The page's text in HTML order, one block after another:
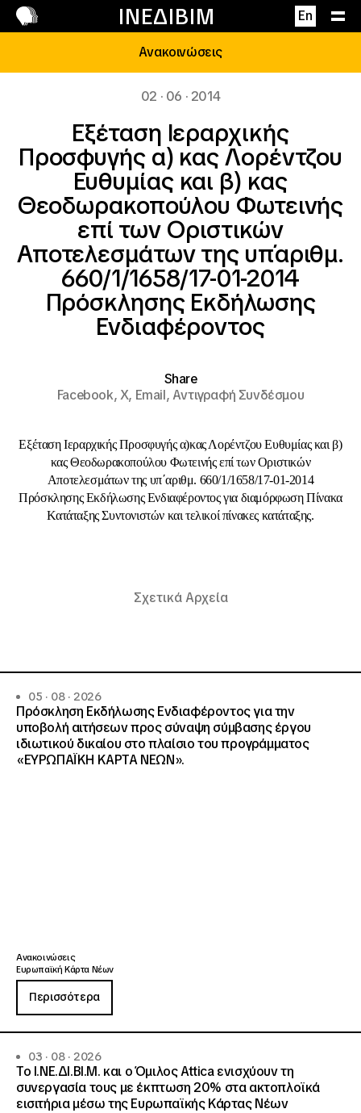
ΙΝΕΔΙΒΙΜ En
Επικοινωνία
Ανακοινώσεις
02 · 06 · 2014
Εξέταση Ιεραρχικής
Προσφυγής α) κας Λορέντζου
Ευθυμίας και β) κας
Θεοδωρακοπούλου Φωτεινής
επί των Οριστικών
Αποτελεσμάτων της υπ΄αριθμ.
660/1/1658/17-01-2014
Πρόσκλησης Εκδήλωσης
Ενδιαφέροντος
Share
Facebook,X, Email,Αντιγραφή Συνδέσμου
Εξέταση Ιεραρχικής Προσφυγής α)κας Λορέντζου Ευθυμίας και β)
κας Θεοδωρακοπούλου Φωτεινής επί των Οριστικών
Αποτελεσμάτων της υπ΄αριθμ. 660/1/1658/17-01-2014
Πρόσκλησης Εκδήλωσης Ενδιαφέροντος για διαμόρφωση Πίνακα
Κατάταξης Συντονιστών και τελικοί πίνακες κατάταξης.
Σχετικά Αρχεία
05 · 08 · 2026
Πρόσκληση Εκδήλωσης Ενδιαφέροντος για την
υποβολή αιτήσεων προς σύναψη σύμβασης έργου
ιδιωτικού δικαίου στο πλαίσιο του προγράμματος
«ΕΥΡΩΠΑΪΚΗ ΚΑΡΤΑ ΝΕΩΝ».
Ανακοινώσεις
Ευρωπαϊκή Κάρτα Νέων
Περισσότερα
03 · 08 · 2026
Το Ι.ΝΕ.ΔΙ.ΒΙ.Μ. και o Όμιλος Attica ενισχύουν τη
συνεργασία τους με έκπτωση 20% στα ακτοπλοϊκά
εισιτήρια μέσω της Ευρωπαϊκής Κάρτας Νέων